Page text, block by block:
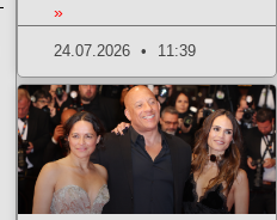
»
24.07.2026 11:39